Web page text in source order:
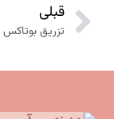
قبلی